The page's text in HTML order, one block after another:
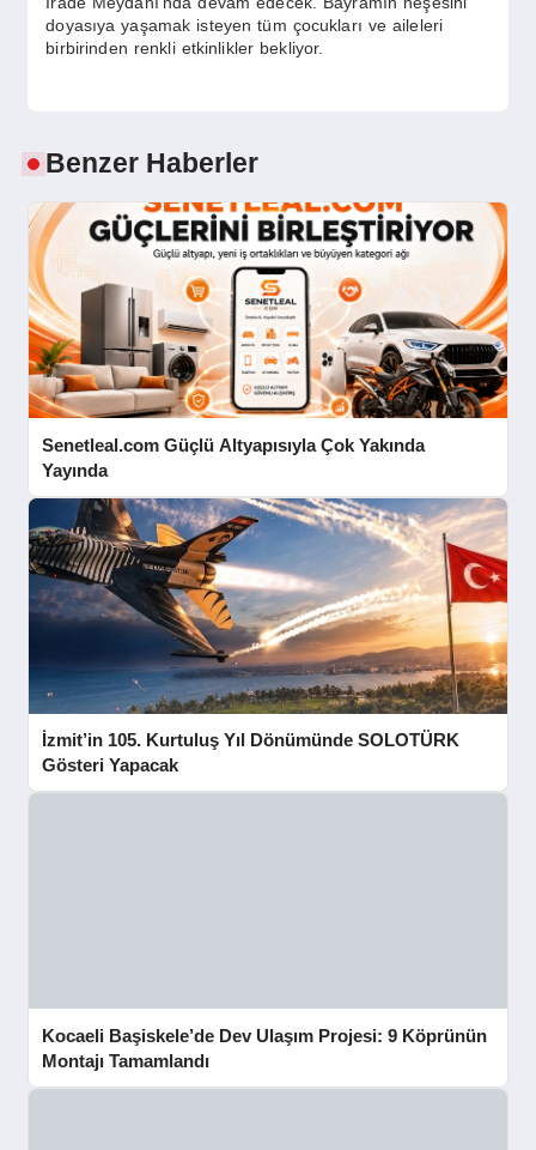
doyasıya yaşamak isteyen tüm çocukları ve aileleri
birbirinden renkli etkinlikler bekliyor.
Benzer Haberler
Senetleal.com Güçlü Altyapısıyla Çok Yakında
Yayında
İzmit’in 105. Kurtuluş Yıl Dönümünde SOLOTÜRK
Gösteri Yapacak
Kocaeli Başiskele’de Dev Ulaşım Projesi: 9 Köprünün
Montajı Tamamlandı